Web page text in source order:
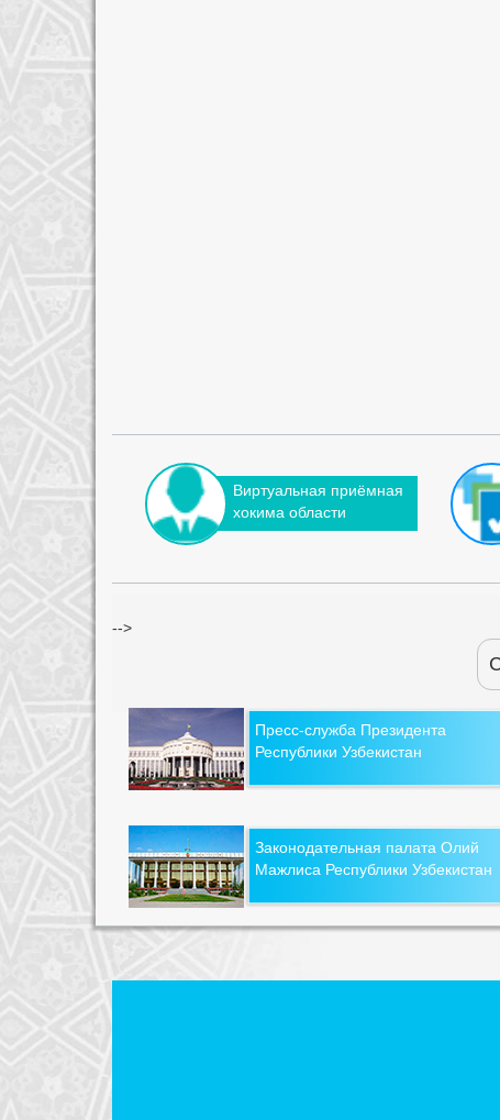
Виртуальная приёмная
хокима области
-->
Пресс-служба Президента
Республики Узбекистан
Законодательная палата Олий
Мажлиса Республики Узбекистан